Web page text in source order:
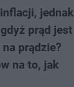
jednak
prąd jest
prądzie?
na to, jak